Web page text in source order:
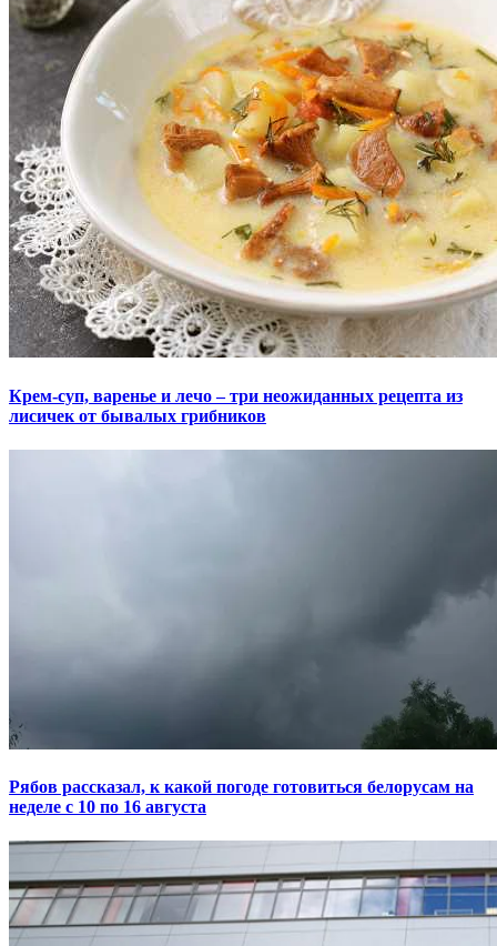
Крем-суп, варенье и лечо – три неожиданных рецепта из
лисичек от бывалых грибников
Рябов рассказал, к какой погоде готовиться белорусам на
неделе с 10 по 16 августа